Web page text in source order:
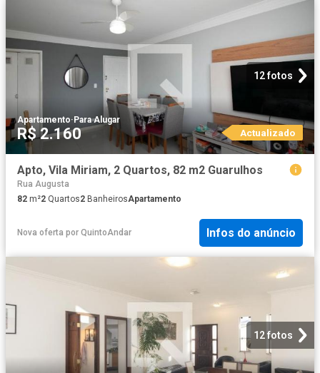
12 fotos
Apartamento· Para Alugar
R$ 2.160 Actualizado
Apto, Vila Miriam, 2 Quartos, 82 m2 Guarulhos
Rua Augusta
82 m²2 Quartos2 BanheirosApartamento
Nova oferta por QuintoAndar Infos do anúncio
12 fotos